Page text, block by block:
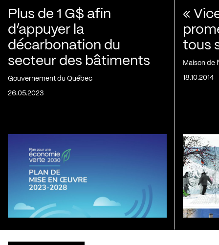
Plus de 1 G$ afin
d’appuyer la
décarbonation du
secteur des bâtiments
Gouvernement du Québec
26.05.2023
«
tous
Maison de
18.10.2014